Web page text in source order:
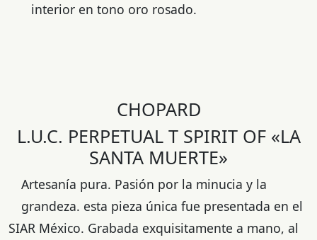
interior en tono oro rosado.
CHOPARD
L.U.C. PERPETUAL T SPIRIT OF «LA
SANTA MUERTE»
Artesanía pura. Pasión por la minucia y la
grandeza. esta pieza única fue presentada en el
SIAR México. Grabada exquisitamente a mano, al